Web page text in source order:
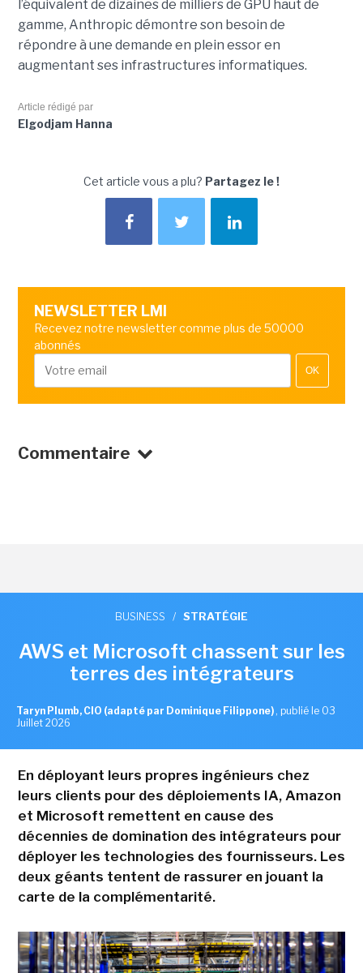
l’équivalent de dizaines de milliers de GPU haut de
gamme, Anthropic démontre son besoin de
répondre à une demande en plein essor en
augmentant ses infrastructures informatiques.
Article rédigé par
Elgodjam Hanna
Cet article vous a plu? Partagez le !
NEWSLETTER LMI
Recevez notre newsletter comme plus de 50000
abonnés
OK
Commentaire
BUSINESS / STRATÉGIE
AWS et Microsoft chassent sur les
terres des intégrateurs
Taryn Plumb, CIO (adapté par Dominique Filippone) , publié le 03
Juillet 2026
En déployant leurs propres ingénieurs chez
leurs clients pour des déploiements IA, Amazon
et Microsoft remettent en cause des
décennies de domination des intégrateurs pour
déployer les technologies des fournisseurs. Les
deux géants tentent de rassurer en jouant la
carte de la complémentarité.